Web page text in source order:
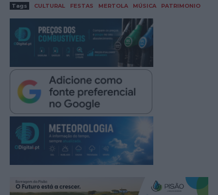
Tags CULTURAL FESTAS MERTOLA MÚSICA PATRIMONIO